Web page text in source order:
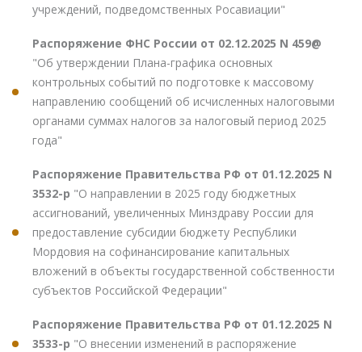
учреждений, подведомственных Росавиации"
Распоряжение ФНС России от 02.12.2025 N 459@
"Об утверждении Плана-графика основных
контрольных событий по подготовке к массовому
направлению сообщений об исчисленных налоговыми
органами суммах налогов за налоговый период 2025
года"
Распоряжение Правительства РФ от 01.12.2025 N
3532-р "О направлении в 2025 году бюджетных
ассигнований, увеличенных Минздраву России для
предоставление субсидии бюджету Республики
Мордовия на софинансирование капитальных
вложений в объекты государственной собственности
субъектов Российской Федерации"
Распоряжение Правительства РФ от 01.12.2025 N
3533-р "О внесении изменений в распоряжение